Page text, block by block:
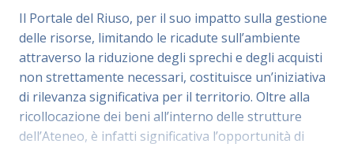
dell’Ateneo ha contribuito a ridurre gli acquisti non
strettamente necessari. Le tempistiche di
realizzazione della piattaforma sono state
relativamente brevi: a una prima fase di ideazione e
sviluppo, durata 6-12 mesi, è seguita
l’implementazione con continui e progressivi
aggiornamenti per renderla più funzionale alle
Il Portale del Riuso, per il suo impatto sulla gestione
delle risorse, limitando le ricadute sull’ambiente
attraverso la riduzione degli sprechi e degli acquisti
non strettamente necessari, costituisce un’iniziativa
di rilevanza significativa per il territorio. Oltre alla
ricollocazione dei beni all’interno delle strutture
dell’Ateneo, è infatti significativa l’opportunità di